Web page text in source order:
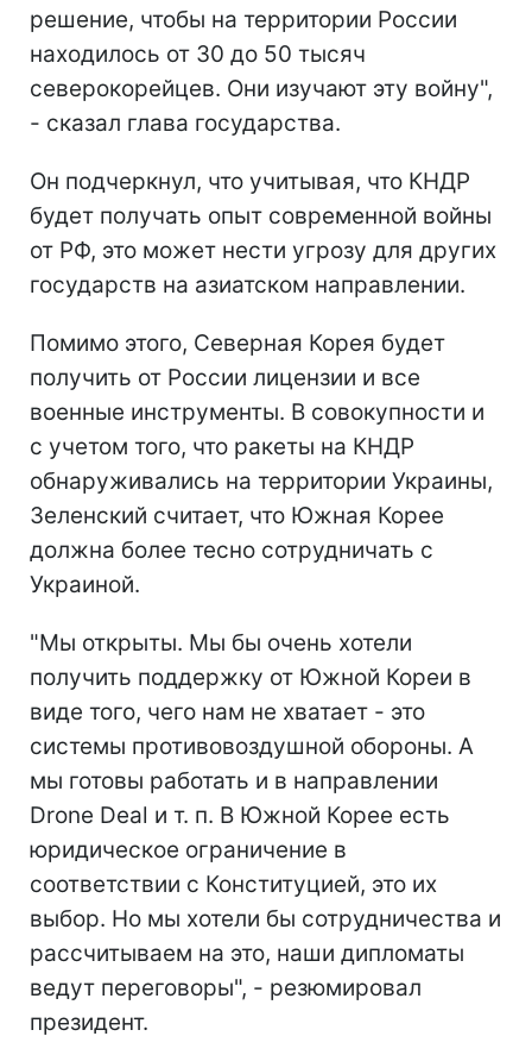
решение, чтобы на территории России
находилось от 30 до 50 тысяч
северокорейцев. Они изучают эту войну",
- сказал глава государства.
Он подчеркнул, что учитывая, что КНДР
будет получать опыт современной войны
от РФ, это может нести угрозу для других
государств на азиатском направлении.
Помимо этого, Северная Корея будет
получить от России лицензии и все
военные инструменты. В совокупности и
с учетом того, что ракеты на КНДР
обнаруживались на территории Украины,
Зеленский считает, что Южная Корее
должна более тесно сотрудничать с
Украиной.
"Мы открыты. Мы бы очень хотели
получить поддержку от Южной Кореи в
виде того, чего нам не хватает - это
системы противовоздушной обороны. А
мы готовы работать и в направлении
Drone Deal и т. п. В Южной Корее есть
юридическое ограничение в
соответствии с Конституцией, это их
выбор. Но мы хотели бы сотрудничества и
рассчитываем на это, наши дипломаты
ведут переговоры", - резюмировал
президент.